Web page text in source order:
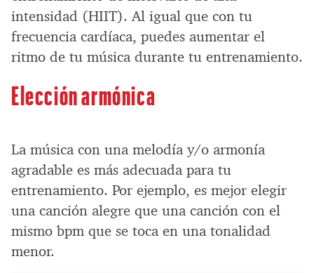
intensidad (HIIT). Al igual que con tu
frecuencia cardíaca, puedes aumentar el
ritmo de tu música durante tu entrenamiento.
Elección armónica
La música con una melodía y/o armonía
agradable es más adecuada para tu
entrenamiento. Por ejemplo, es mejor elegir
una canción alegre que una canción con el
mismo bpm que se toca en una tonalidad
menor.